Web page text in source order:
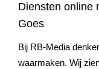
Diensten online
Goes
Bij RB-Media
waarmaken. Wij